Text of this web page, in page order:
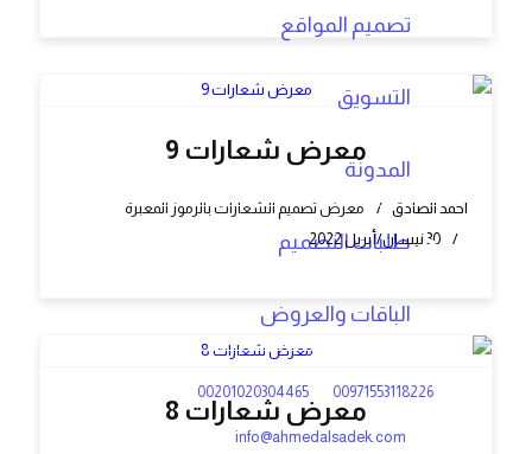
معرض شعارات 9
احمد الصادق
معرض تصميم الشعارات بالرموز المعبرة
30 نيسان/أبريل 2022
معرض شعارات 8
تصميم المواقع
التسويق
المدونة
طلبات التصميم
الباقات والعروض
00971553118226
00201020304465
info@ahmedalsadek.com